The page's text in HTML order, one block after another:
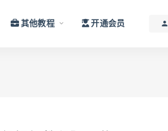
其他教程 开通会员